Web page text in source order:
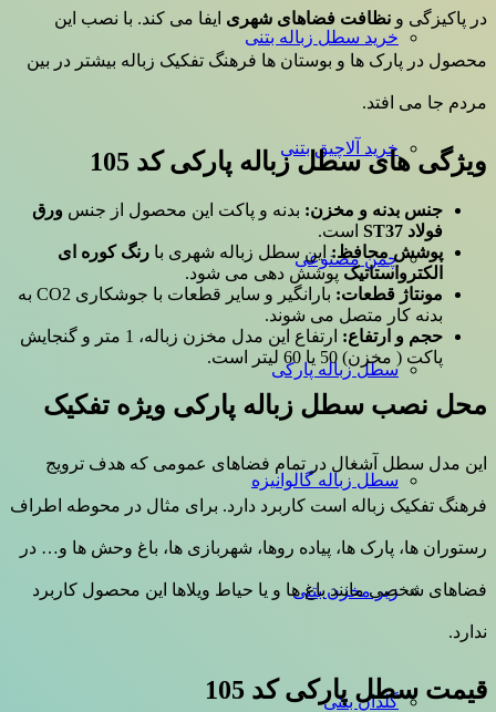
خرید سطل زباله بتنی
خرید آلاچیق بتنی
چمن مصنوعی
سطل زباله پارکی
سطل زباله گالوانیزه
زیر مخزن بتنی
گلدان بتنی
در پاکیزگی و نظافت فضاهای شهری ایفا می کند. با نصب این
محصول در پارک ها و بوستان ها فرهنگ تفکیک زباله بیشتر در بین
مردم جا می افتد.
ویژگی های سطل زباله پارکی کد 105
جنس بدنه و مخزن: بدنه و پاکت این محصول از جنس ورق
فولاد ST37
است.
پوشش محافظ:این سطل زباله شهری با رنگ کوره ای
الکترواستاتیکپوشش دهی می شود.
مونتاژ قطعات:
بارانگیر و سایر قطعات با جوشکاری CO2 به
بدنه کار متصل می شوند.
حجم و ارتفاع:
ارتفاع این مدل مخزن زباله، 1 متر و گنجایش
پاکت ( مخزن) 50 یا 60 لیتر است.
محل نصب سطل زباله پارکی ویژه تفکیک
این مدل سطل آشغال در تمام فضاهای عمومی که هدف ترویج
فرهنگ تفکیک زباله است کاربرد دارد. برای مثال در محوطه اطراف
رستوران ها، پارک ها، پیاده روها، شهربازی ها، باغ وحش ها و… در
فضاهای شخصی مانند باغ ها و یا حیاط ویلاها این محصول کاربرد
ندارد.
قیمت سطل پارکی کد 105